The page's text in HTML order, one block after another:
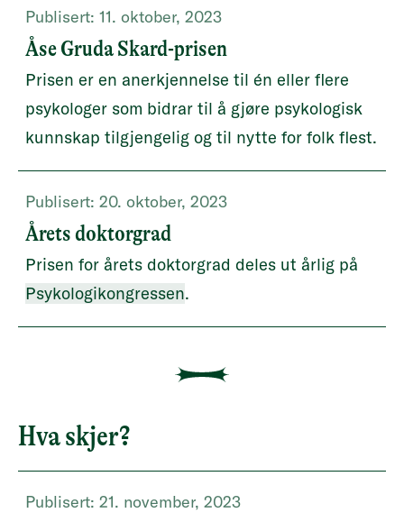
Publisert: 11. oktober, 2023
Åse Gruda Skard-prisen
Prisen er en anerkjennelse til én eller flere
psykologer som bidrar til å gjøre psykologisk
kunnskap tilgjengelig og til nytte for folk flest.
Publisert: 20. oktober, 2023
Årets doktorgrad
Prisen for årets doktorgrad deles ut årlig på
Psykologikongressen.
Hva skjer?
Publisert: 21. november, 2023